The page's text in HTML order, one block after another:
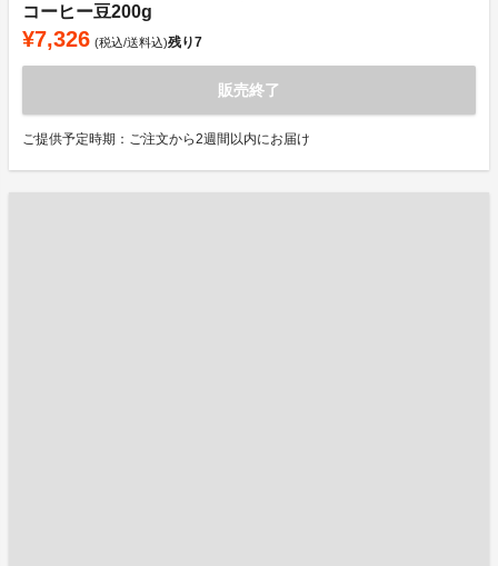
コーヒー豆200g
¥7,326 (税込/送料込)残り7
販売終了
ご提供予定時期：ご注文から2週間以内にお届け